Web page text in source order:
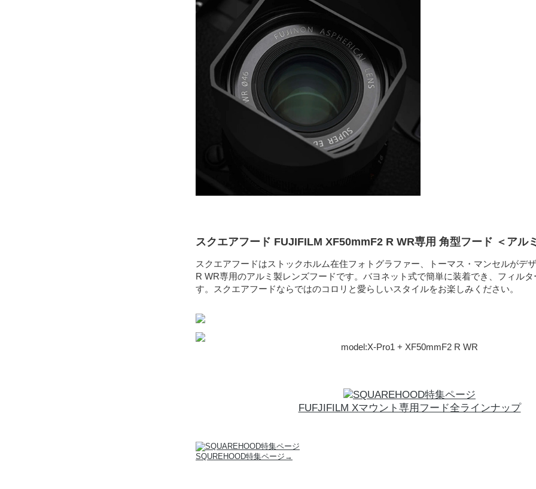
スクエアフード FUJIFILM XF50mmF2 R WR専用 角型フード ＜アル
スクエアフードはストックホルム在住フォトグラファー、トーマス・マンセルがデ
R WR専用のアルミ製レンズフードです。バヨネット式で簡単に装着でき、フィル
す。スクエアフードならではのコロリと愛らしいスタイルをお楽しみください。
model:X-Pro1 + XF50mmF2 R WR
FUFJIFILM Xマウント専用フード全ラインナップ
SQUREHOOD特集ページ→